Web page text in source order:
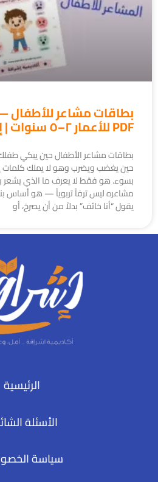
بطاقات مشاعر
PDF للأعمار ٢–٥ سنوات | إشراقة
بطاقات مشاعر الأطفال حين يبكي
حين يغضب ويضرب وهو لا يملك كلمات
بسوء. هو فقط لا يعرف ما الذي يشعر
مشاعره ليس ترفاً تربوياً — هو أساس
يقول “أنا خائف” بدلاً من أن يصرخ، أو
الرئيسية
الأسئلة
سياسة